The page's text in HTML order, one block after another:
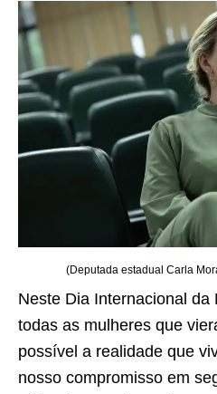
(Deputada estadual Carla
Neste Dia Internacional da
todas as mulheres que
possível a realidade que
nosso compromisso em